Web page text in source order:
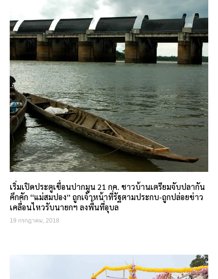
เริ่มเปิดประตูเขื่อนปากมูน 21 กค. ชาวบ้านเตรียมจับปลากัน
คึกคัก “แม่สมปอง” ถูกเจ้าหน้าที่รัฐตามประกบ-ถูกปล่อยข่าว
เคลื่อนไหวรับนายกฯ ลงพื้นที่อุบล
19 กรกฎาคม, 2018